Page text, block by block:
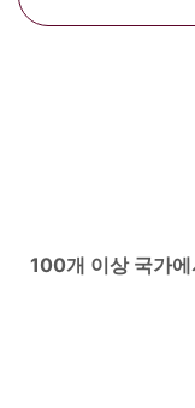
100개 이상 국가